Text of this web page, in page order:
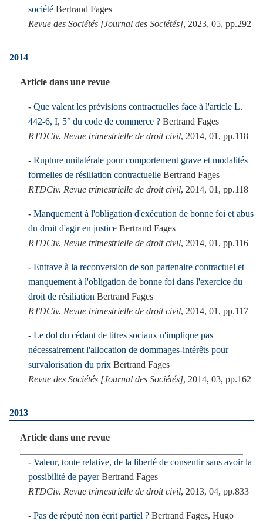
société Bertrand Fages
Revue des Sociétés [Journal des Sociétés], 2023, 05, pp.292
2014
Article dans une revue
Que valent les prévisions contractuelles face à l'article L.
442-6, I, 5° du code de commerce ? Bertrand Fages
RTDCiv. Revue trimestrielle de droit civil, 2014, 01, pp.118
Rupture unilatérale pour comportement grave et modalités
formelles de résiliation contractuelle Bertrand Fages
RTDCiv. Revue trimestrielle de droit civil, 2014, 01, pp.118
Manquement à l'obligation d'exécution de bonne foi et abus
du droit d'agir en justice Bertrand Fages
RTDCiv. Revue trimestrielle de droit civil, 2014, 01, pp.116
Entrave à la reconversion de son partenaire contractuel et
manquement à l'obligation de bonne foi dans l'exercice du
droit de résiliation Bertrand Fages
RTDCiv. Revue trimestrielle de droit civil, 2014, 01, pp.117
Le dol du cédant de titres sociaux n'implique pas
nécessairement l'allocation de dommages-intérêts pour
survalorisation du prix Bertrand Fages
Revue des Sociétés [Journal des Sociétés], 2014, 03, pp.162
2013
Article dans une revue
Valeur, toute relative, de la liberté de consentir sans avoir la
possibilité de payer Bertrand Fages
RTDCiv. Revue trimestrielle de droit civil, 2013, 04, pp.833
Pas de réputé non écrit partiel ? Bertrand Fages, Hugo